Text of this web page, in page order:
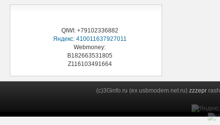
QIWI: +79102336882
Яндекс: 410011637927011
Webmoney:
B182663531805
Z116103491664
(c)3Ginfo.ru (ex usbmodem.net.ru) zzzepr